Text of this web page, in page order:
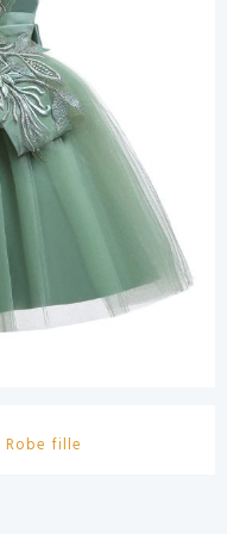
Robe fille